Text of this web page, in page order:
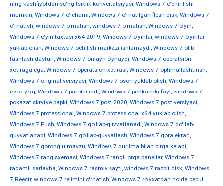
ning kashfiyotdan so'ng tsiklik konvertatsiyasi, Windows 7 o'chirilishi
mumkin, Windows 7 o'lchami, Windows 7 o'rnatilgan flesh-disk, Windows 7
o'rnatish, windows 7 o'rnatish, windows 7 o'rnatish, Windows 7 o'yin,
Windows 7 o'yin taxtasi x64 2019, Windows 7 o'yinlar, windows 7 o'yinlar
yuklab olish, Windows 7 ochilish markazi ishlamaydi, Windows 7 olib
tashlash dasturi, Windows 7 onlayn o'ynaydi, Windows 7 operatsion
xotiraga ega, Windows 7 operatsion xotirasi, Windows 7 optimallashtirish,
Windows 7 original versiyasi, Windows 7 oson yuklab olish, Windows 7
ovoz yo'q, Windows 7 parolni oldi, Windows 7 podkachki fayl, windows 7
pokazat skrytye papki, Windows 7 post 2020, Windows 7 post versiyasi,
Windows 7 professional, Windows 7 professional x64 yuklab olish,
Windows 7 Push, Windows 7 qo'llab-quvvatlanadi, Windows 7 qo'llab-
quvvatlanadi, Windows 7 qo'llab-quvvatlash, Windows 7 qora ekran,
Windows 7 qorong'u mavzu, Windows 7 qurilma bilan birga keladi,
Windows 7 rang sxemasi, Windows 7 rangli orqa panellar, Windows 7
raqamli sarlavha, Windows 7 rasmiy sayti, windows 7 razbit disk, Windows
7 Reestr, windows 7 rejimini o'rnatish, Windows 7 ro'yxatdan holda bepul